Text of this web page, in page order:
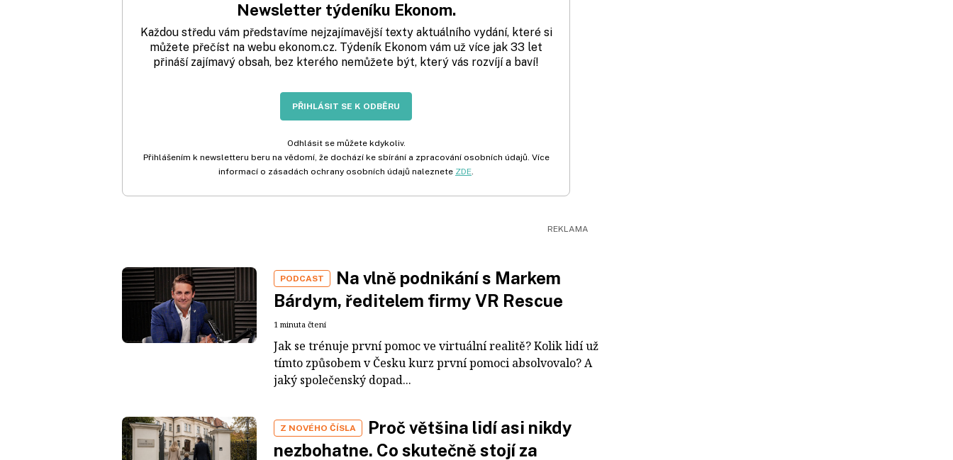
Newsletter týdeníku Ekonom.
Každou středu vám představíme nejzajímavější texty aktuálního vydání, které si
můžete přečíst na webu ekonom.cz. Týdeník Ekonom vám už více jak 33 let
přináší zajímavý obsah, bez kterého nemůžete být, který vás rozvíjí a baví!
PŘIHLÁSIT SE K ODBĚRU
Odhlásit se můžete kdykoliv.
Přihlášením k newsletteru beru na vědomí, že dochází ke sbírání a zpracování osobních údajů. Více
informací o zásadách ochrany osobních údajů naleznete ZDE
PODCAST
Na vlně podnikání s Markem
Bárdym, ředitelem firmy VR Rescue
1 minuta čtení
Jak se trénuje první pomoc ve virtuální realitě? Kolik lidí už
tímto způsobem v Česku kurz první pomoci absolvovalo? A
jaký společenský dopad...
Z NOVÉHO ČÍSLA
Proč většina lidí asi nikdy
nezbohatne. Co skutečně stojí za